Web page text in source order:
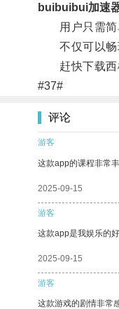
buibuibui加速
用户只需简单
不仅可以畅玩
赶快下载西柚
#37#
评论
游客
这款app的课程非常
2025-09-15
游客
这款app是我娱乐的
2025-09-15
游客
这款游戏的剧情非常